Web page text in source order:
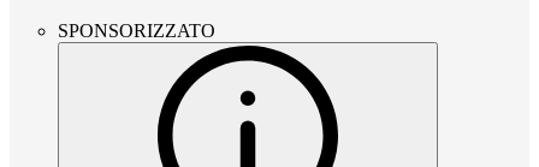
SPONSORIZZATO